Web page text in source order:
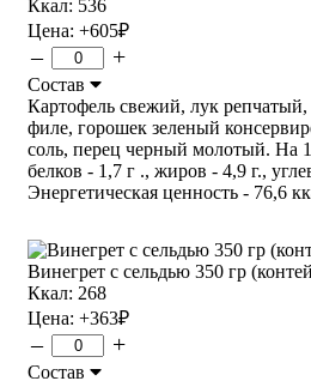
Ккал: 536
Цена: +605₽
– +
Состав
Картофель свежий, лук репчатый,
филе, горошек зеленый
соль, перец черный молотый. На
белков - 1,7 г ., жиров - 4,9 г.,
Энергетическая ценность - 76,6
Винегрет с сельдью 350 гр
Ккал: 268
Цена: +363₽
– +
Состав